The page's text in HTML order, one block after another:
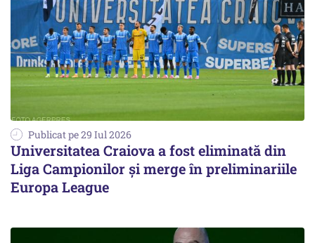
Publicat pe 29 Iul 2026
Universitatea Craiova a fost eliminată din
Liga Campionilor şi merge în preliminariile
Europa League